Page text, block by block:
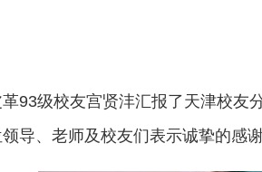
93级校友宫贤沣汇报了天津校友
导、老师及校友们表示诚挚的感